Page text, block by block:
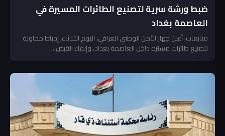
ضبط ورشة سرية لتصنيع الطائرات المسيرة في
العاصمة بغداد
متابعات| أعلن جهاز الأمن الوطني العراقي، اليوم الثلاثاء، إحباط محاولة
لتصنيع طائرات مسيّرة داخل العاصمة بغداد، وإلقاء القبض...